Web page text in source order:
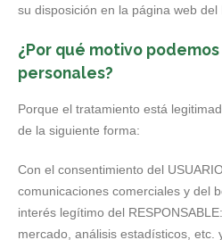
su disposición en la página web del
¿Por qué motivo
personales?
Porque el tratamiento está
de la siguiente forma:
Con el consentimiento del
comunicaciones comerciales y del
interés legítimo del
mercado, análisis estadísticos, etc.